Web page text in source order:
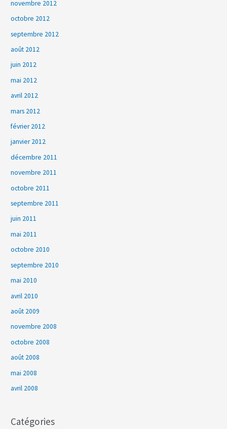
novembre 2012
octobre 2012
septembre 2012
août 2012
juin 2012
mai 2012
avril 2012
mars 2012
février 2012
janvier 2012
décembre 2011
novembre 2011
octobre 2011
septembre 2011
juin 2011
mai 2011
octobre 2010
septembre 2010
mai 2010
avril 2010
août 2009
novembre 2008
octobre 2008
août 2008
mai 2008
avril 2008
Catégories